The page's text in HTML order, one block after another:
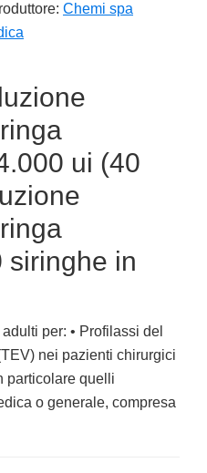
Chemi spa
ui (40
siringhe in
per: • Profilassi del
nei pazienti chirurgici
particolare quelli
o generale, compresa